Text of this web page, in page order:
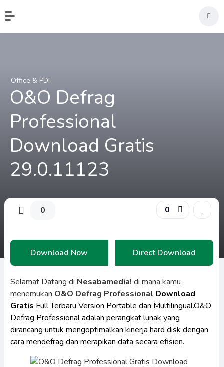
Office & PDF
O&O Defrag
Professional
Download Gratis
29.0.11123
0 0
Download Now Direct Download
Selamat Datang di Nesabamedia! di mana kamu
menemukan O&O Defrag Professional Download
Gratis Full Terbaru Version Portable dan Multilingual.O&O
Defrag Professional adalah perangkat lunak yang
dirancang untuk mengoptimalkan kinerja hard disk dengan
cara mendefrag dan merapikan data secara efisien.